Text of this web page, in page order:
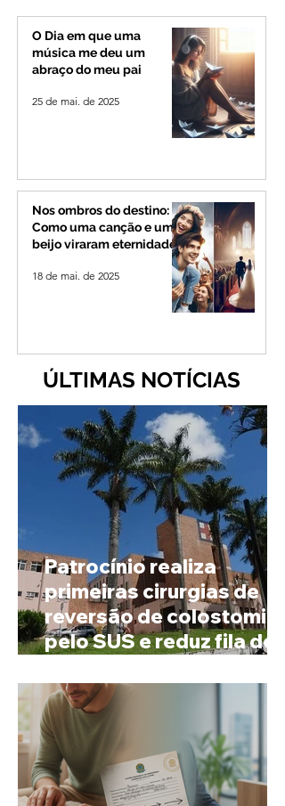
de Minas
O Dia em que uma
música me deu um
abraço do meu pai
25 de mai. de 2025
Nos ombros do destino:
Como uma canção e um
beijo viraram eternidade
18 de mai. de 2025
ÚLTIMAS NOTÍCIAS
Patrocínio realiza
primeiras cirurgias de
reversão de colostomia
pelo SUS e reduz fila de